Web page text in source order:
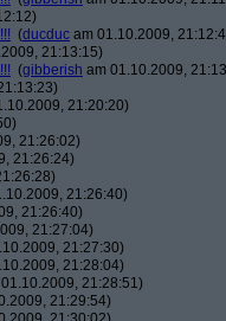
(ducduc am 01.10.2009,
21:13:15)
(gibberish am 01.10.2009,
21:20:20)
21:26:02)
21:26:24)
21:26:40)
21:26:40)
21:27:04)
21:27:30)
21:28:04)
21:28:51)
21:29:54)